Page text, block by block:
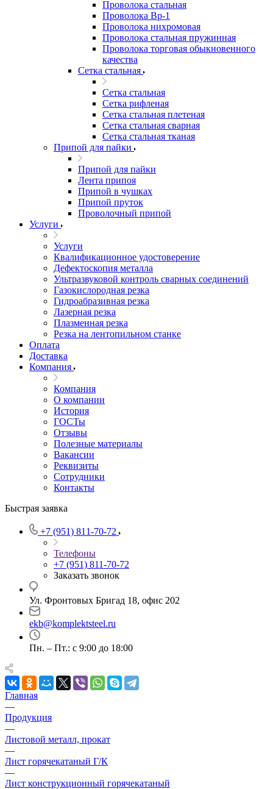
Проволока стальная
Проволока Вр-1
Проволока нихромовая
Проволока стальная пружинная
Проволока торговая обыкновенного
качества
Сетка стальная
Сетка стальная
Сетка рифленая
Сетка стальная плетеная
Сетка стальная сварная
Сетка стальная тканая
Припой для пайки
Припой для пайки
Лента припоя
Припой в чушках
Припой пруток
Проволочный припой
Услуги
Услуги
Квалификационное удостоверение
Дефектоскопия металла
Ультразвуковой контроль сварных соединений
Газокислородная резка
Гидроабразивная резка
Лазерная резка
Плазменная резка
Резка на лентопильном станке
Оплата
Доставка
Компания
Компания
О компании
История
ГОСТы
Отзывы
Полезные материалы
Вакансии
Реквизиты
Сотрудники
Контакты
Быстрая заявка
+7 (951) 811-70-72
Телефоны
+7 (951) 811-70-72
Заказать звонок
Ул. Фронтовых Бригад 18, офис 202
ekb@komplektsteel.ru
Пн. – Пт.: с 9:00 до 18:00
Главная
—
Продукция
—
Листовой металл, прокат
—
Лист горячекатаный Г/К
—
Лист конструкционный горячекатаный